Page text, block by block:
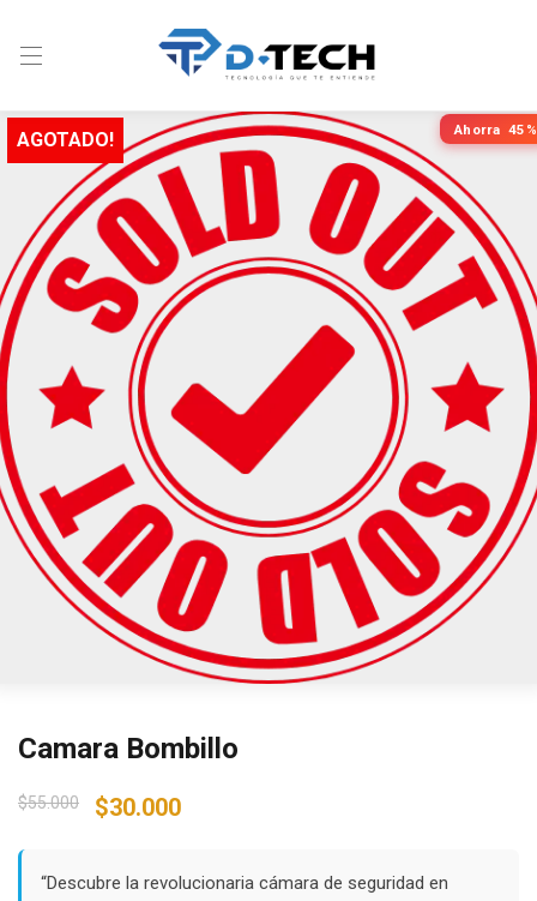
Ahorra 45%
AGOTADO!
Camara Bombillo
$55.000
Original
$55.000.
$30.000Current
$30.000.
“Descubre la revolucionaria cámara de seguridad en